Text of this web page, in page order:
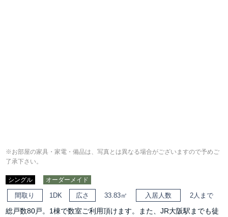
※お部屋の家具・家電・備品は、写真とは異なる場合がございますので予めご
了承下さい。
シングル オーダーメイド
間取り 1DK 広さ 33.83㎡ 入居人数 2人まで
総戸数80戸。1棟で数室ご利用頂けます。また、JR大阪駅までも徒